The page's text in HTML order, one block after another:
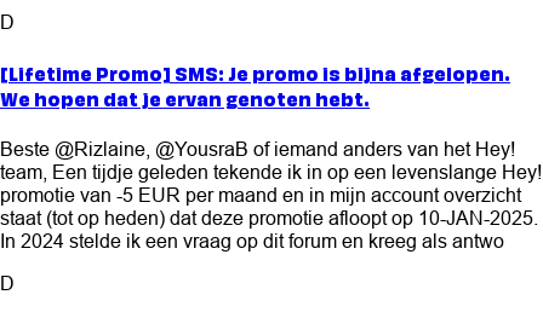
D
[Lifetime Promo] SMS: Je promo is bijna afgelopen.
We hopen dat je ervan genoten hebt.
Beste @Rizlaine, @YousraB of iemand anders van het Hey!
team, Een tijdje geleden tekende ik in op een levenslange Hey!
promotie van -5 EUR per maand en in mijn account overzicht
staat (tot op heden) dat deze promotie afloopt op 10-JAN-2025.
In 2024 stelde ik een vraag op dit forum en kreeg als antwo
D